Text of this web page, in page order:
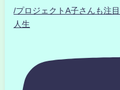
/プロジェクトA子さんも注
人生